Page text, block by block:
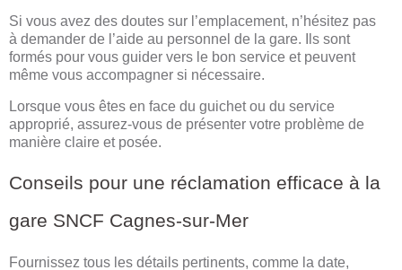
Si vous avez des doutes sur l’emplacement, n’hésitez pas
à demander de l’aide au personnel de la gare. Ils sont
formés pour vous guider vers le bon service et peuvent
même vous accompagner si nécessaire.
Lorsque vous êtes en face du guichet ou du service
approprié, assurez-vous de présenter votre problème de
manière claire et posée.
Conseils pour une réclamation efficace à la
gare SNCF Cagnes-sur-Mer
Fournissez tous les détails pertinents, comme la date,